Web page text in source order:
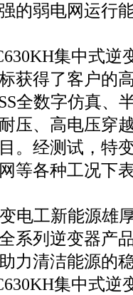
的弱电网运行
集中式逆
获得了客户的
全数字仿真、
压、高电压穿
。经测试，特
等各种工况下
电工新能源雄
系列逆变器产
力清洁能源的
集中式逆